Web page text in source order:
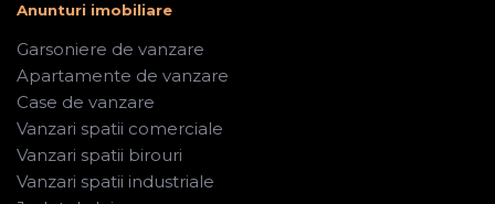
Anunturi imobiliare
Garsoniere de vanzare
Apartamente de vanzare
Case de vanzare
Vanzari spatii comerciale
Vanzari spatii birouri
Vanzari spatii industriale